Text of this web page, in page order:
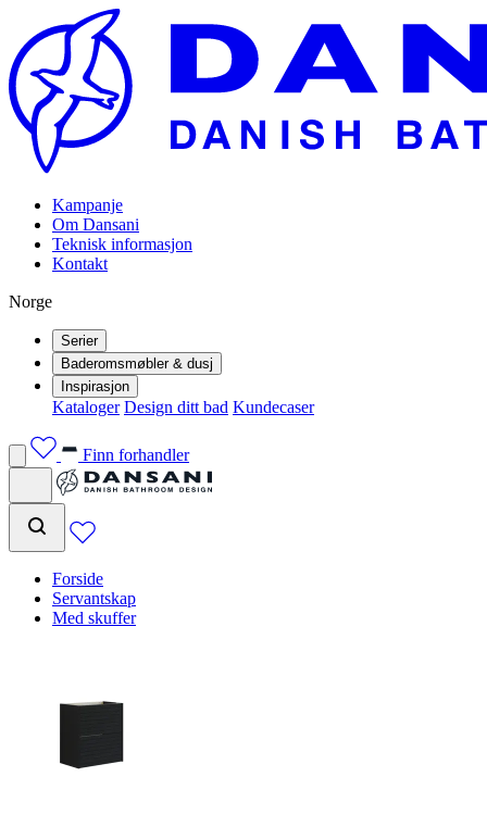
Kampanje
Om Dansani
Teknisk informasjon
Kontakt
Norge
Serier
Baderomsmøbler & dusj
Inspirasjon
Kataloger Design ditt bad Kundecaser
Finn forhandler
Forside
Servantskap
Med skuffer